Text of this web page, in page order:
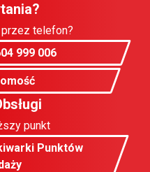
telefon?
999 006
punkt
Punktów